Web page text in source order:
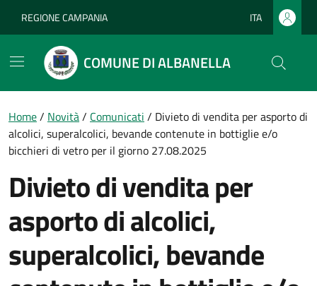
REGIONE CAMPANIA Lingua attiva:
ITA
COMUNE DI ALBANELLA
Home/ Novità/ Comunicati / Divieto di vendita per asporto di
alcolici, superalcolici, bevande contenute in bottiglie e/o
bicchieri di vetro per il giorno 27.08.2025
Divieto di vendita per
asporto di alcolici,
superalcolici, bevande